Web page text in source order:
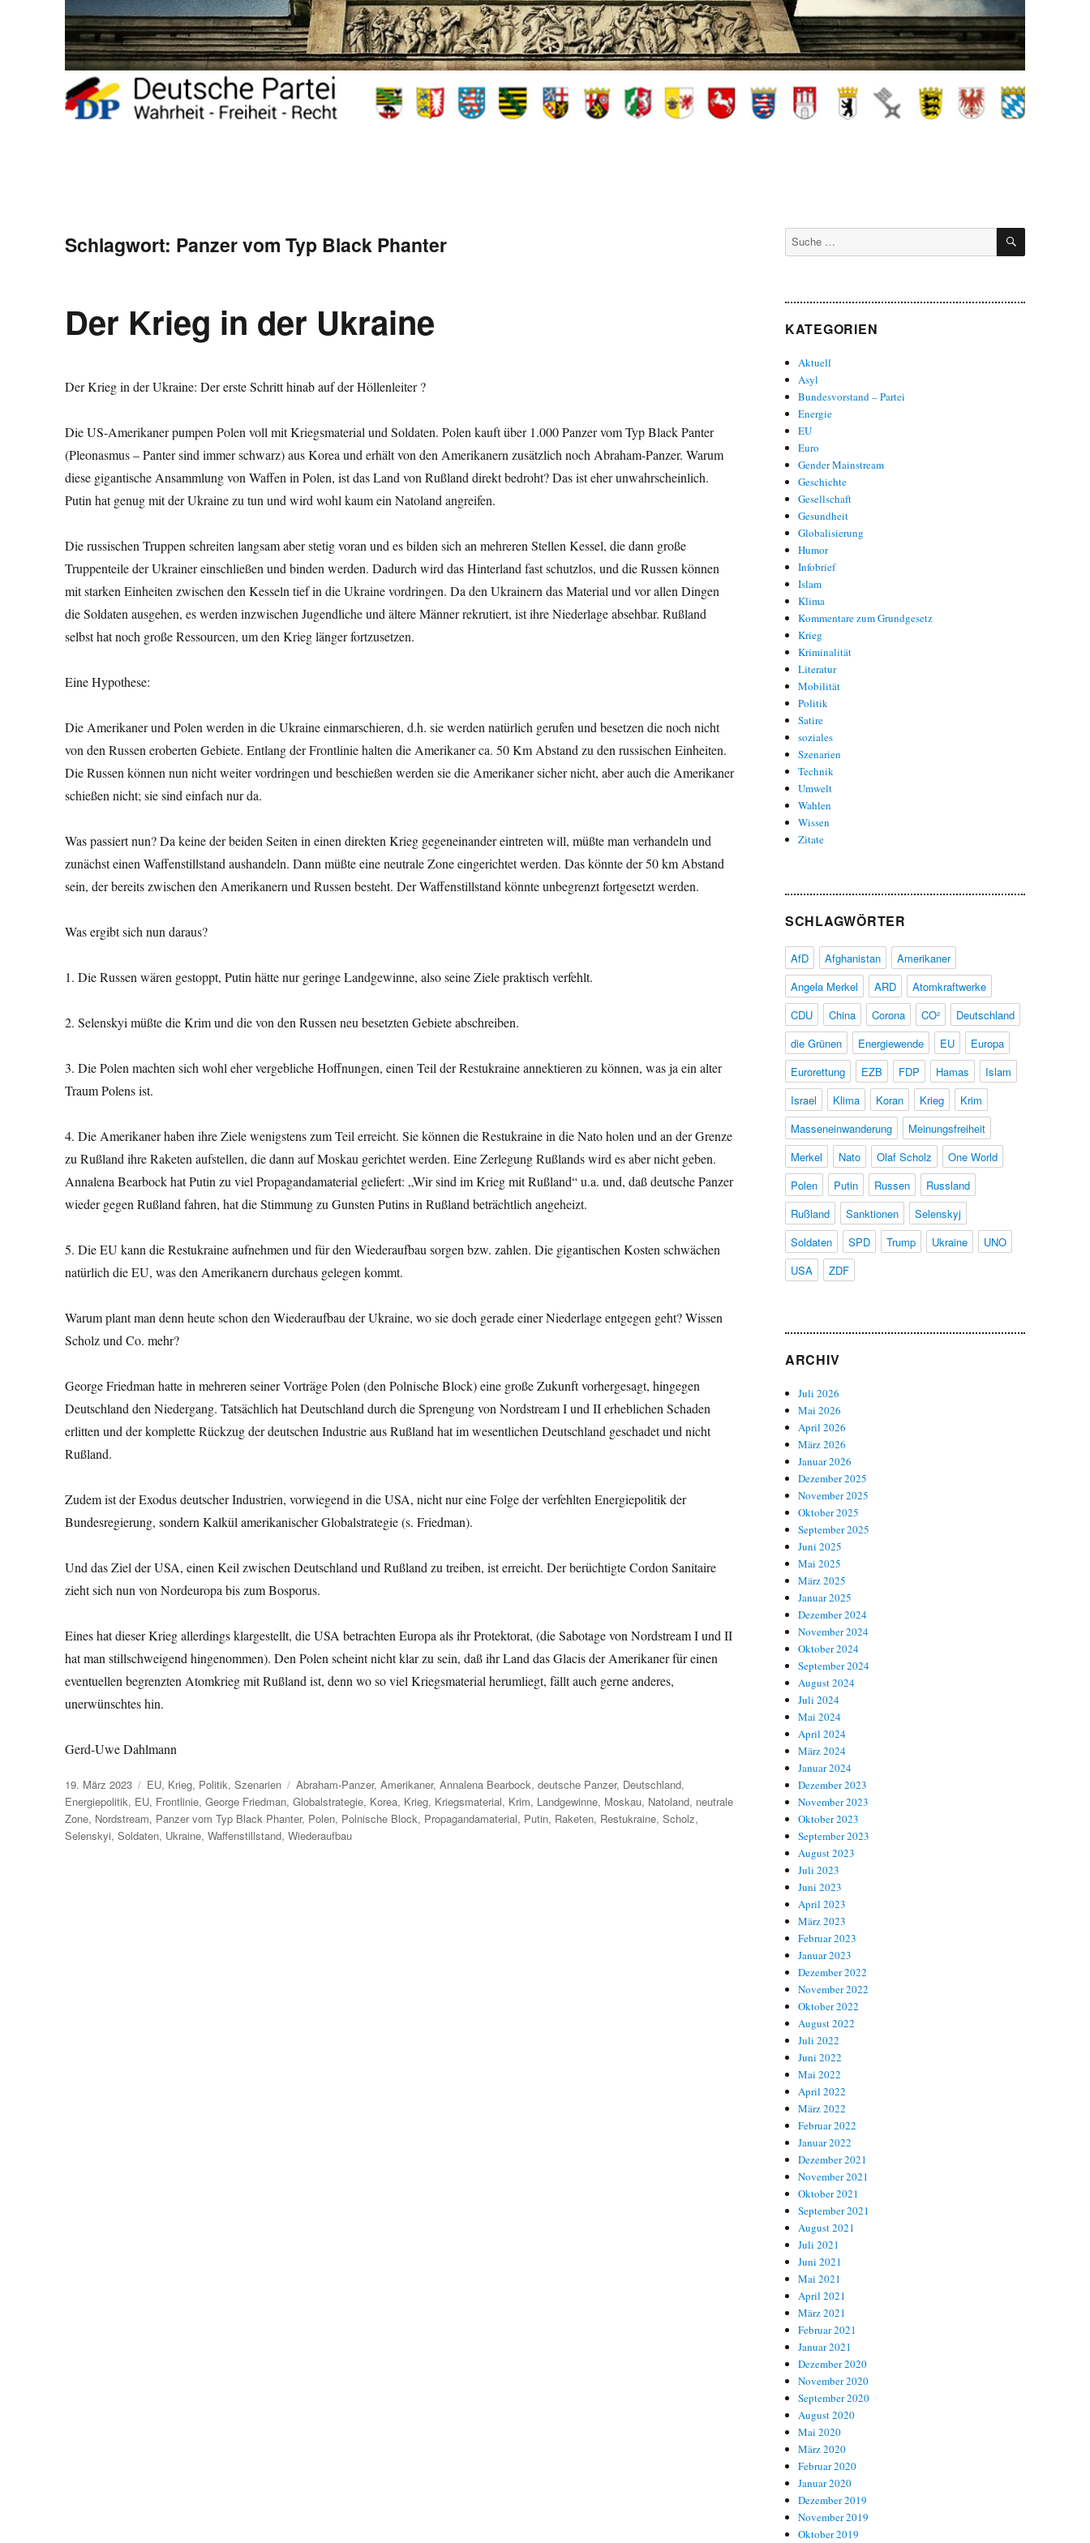
Schlagwort: Panzer vom Typ Black Phanter
Der Krieg in der Ukraine
Der Krieg in der Ukraine: Der erste Schritt hinab auf der Höllenleiter ?
Die US-Amerikaner pumpen Polen voll mit Kriegsmaterial und Soldaten. Polen kauft über 1.000 Panzer vom Typ Black Panter
(Pleonasmus – Panter sind immer schwarz) aus Korea und erhält von den Amerikanern zusätzlich noch Abraham-Panzer. Warum
diese gigantische Ansammlung von Waffen in Polen, ist das Land von Rußland direkt bedroht? Das ist eher unwahrscheinlich.
Putin hat genug mit der Ukraine zu tun und wird wohl kaum ein Natoland angreifen.
Die russischen Truppen schreiten langsam aber stetig voran und es bilden sich an mehreren Stellen Kessel, die dann große
Truppenteile der Ukrainer einschließen und binden werden. Dadurch wird das Hinterland fast schutzlos, und die Russen können
mit starken Einheiten zwischen den Kesseln tief in die Ukraine vordringen. Da den Ukrainern das Material und vor allen Dingen
die Soldaten ausgehen, es werden inzwischen Jugendliche und ältere Männer rekrutiert, ist ihre Niederlage absehbar. Rußland
selbst hat noch große Ressourcen, um den Krieg länger fortzusetzen.
Eine Hypothese:
Die Amerikaner und Polen werden in die Ukraine einmarschieren, d.h. sie werden natürlich gerufen und besetzen die noch nicht
von den Russen eroberten Gebiete. Entlang der Frontlinie halten die Amerikaner ca. 50 Km Abstand zu den russischen Einheiten.
Die Russen können nun nicht weiter vordringen und beschießen werden sie die Amerikaner sicher nicht, aber auch die Amerikaner
schießen nicht; sie sind einfach nur da.
Was passiert nun? Da keine der beiden Seiten in einen direkten Krieg gegeneinander eintreten will, müßte man verhandeln und
zunächst einen Waffenstillstand aushandeln. Dann müßte eine neutrale Zone eingerichtet werden. Das könnte der 50 km Abstand
sein, der bereits zwischen den Amerikanern und Russen besteht. Der Waffenstillstand könnte unbegrenzt fortgesetzt werden.
Was ergibt sich nun daraus?
1. Die Russen wären gestoppt, Putin hätte nur geringe Landgewinne, also seine Ziele praktisch verfehlt.
2. Selenskyi müßte die Krim und die von den Russen neu besetzten Gebiete abschreiben.
3. Die Polen machten sich wohl eher vergebliche Hoffnungen, einen Teil der Restukraine annektieren zu können, was ja ein alter
Traum Polens ist.
4. Die Amerikaner haben ihre Ziele wenigstens zum Teil erreicht. Sie können die Restukraine in die Nato holen und an der Grenze
zu Rußland ihre Raketen aufstellen, die dann auf Moskau gerichtet werden. Eine Zerlegung Rußlands wird es aber nicht geben.
Annalena Bearbock hat Putin zu viel Propagandamaterial geliefert: „Wir sind im Krieg mit Rußland“ u.a. und, daß deutsche Panzer
wieder gegen Rußland fahren, hat die Stimmung zu Gunsten Putins in Rußland beträchtlich angeheizt.
5. Die EU kann die Restukraine aufnehmen und für den Wiederaufbau sorgen bzw. zahlen. Die gigantischen Kosten schwächen
natürlich die EU, was den Amerikanern durchaus gelegen kommt.
Warum plant man denn heute schon den Wiederaufbau der Ukraine, wo sie doch gerade einer Niederlage entgegen geht? Wissen
Scholz und Co. mehr?
George Friedman hatte in mehreren seiner Vorträge Polen (den Polnische Block) eine große Zukunft vorhergesagt, hingegen
Deutschland den Niedergang. Tatsächlich hat Deutschland durch die Sprengung von Nordstream I und II erheblichen Schaden
erlitten und der komplette Rückzug der deutschen Industrie aus Rußland hat im wesentlichen Deutschland geschadet und nicht
Rußland.
Zudem ist der Exodus deutscher Industrien, vorwiegend in die USA, nicht nur eine Folge der verfehlten Energiepolitik der
Bundesregierung, sondern Kalkül amerikanischer Globalstrategie (s. Friedman).
Und das Ziel der USA, einen Keil zwischen Deutschland und Rußland zu treiben, ist erreicht. Der berüchtigte Cordon Sanitaire
zieht sich nun von Nordeuropa bis zum Bosporus.
Eines hat dieser Krieg allerdings klargestellt, die USA betrachten Europa als ihr Protektorat, (die Sabotage von Nordstream I und II
hat man stillschweigend hingenommen). Den Polen scheint nicht klar zu sein, daß ihr Land das Glacis der Amerikaner für einen
eventuellen begrenzten Atomkrieg mit Rußland ist, denn wo so viel Kriegsmaterial herumliegt, fällt auch gerne anderes,
unerwünschtes hin.
Gerd-Uwe Dahlmann
Veröffentlicht
am
19. März 2023 Kategorien
EU, Krieg, Politik,Szenarien Schlagwörter
Abraham-Panzer,Amerikaner,Annalena Bearbock,deutsche Panzer, Deutschland,
Energiepolitik, EU, Frontlinie,George Friedman,Globalstrategie, Korea, Krieg, Kriegsmaterial, Krim, Landgewinne, Moskau, Natoland, neutrale
Zone, Nordstream, Panzer vom Typ Black Phanter, Polen, Polnische Block, Propagandamaterial, Putin, Raketen, Restukraine,Scholz,
Selenskyi,Soldaten, Ukraine,Waffenstillstand,Wiederaufbau
Suche
nach:
SUCHEN
KATEGORIEN
Aktuell
Asyl
Bundesvorstand – Partei
Energie
EU
Euro
Gender Mainstream
Geschichte
Gesellschaft
Gesundheit
Globalisierung
Humor
Infobrief
Islam
Klima
Kommentare zum Grundgesetz
Krieg
Kriminalität
Literatur
Mobilität
Politik
Satire
soziales
Szenarien
Technik
Umwelt
Wahlen
Wissen
Zitate
SCHLAGWÖRTER
AfD Afghanistan
Amerikaner
Angela Merkel
ARD
Atomkraftwerke
CDU
China Corona CO²
Deutschland
die Grünen
Energiewende EU
Europa
Eurorettung
EZB FDP Hamas
Islam
Israel
Klima Koran Krieg
Krim
Masseneinwanderung
Meinungsfreiheit
Merkel
Nato Olaf Scholz
One World
Polen
Putin Russen
Russland
Rußland
Sanktionen
Selenskyj
Soldaten
SPD Trump Ukraine
UNO
USA
ZDF
ARCHIV
Juli 2026
Mai 2026
April 2026
März 2026
Januar 2026
Dezember 2025
November 2025
Oktober 2025
September 2025
Juni 2025
Mai 2025
März 2025
Januar 2025
Dezember 2024
November 2024
Oktober 2024
September 2024
August 2024
Juli 2024
Mai 2024
April 2024
März 2024
Januar 2024
Dezember 2023
November 2023
Oktober 2023
September 2023
August 2023
Juli 2023
Juni 2023
April 2023
März 2023
Februar 2023
Januar 2023
Dezember 2022
November 2022
Oktober 2022
August 2022
Juli 2022
Juni 2022
Mai 2022
April 2022
März 2022
Februar 2022
Januar 2022
Dezember 2021
November 2021
Oktober 2021
September 2021
August 2021
Juli 2021
Juni 2021
Mai 2021
April 2021
März 2021
Februar 2021
Januar 2021
Dezember 2020
November 2020
September 2020
August 2020
Mai 2020
März 2020
Februar 2020
Januar 2020
Dezember 2019
November 2019
Oktober 2019